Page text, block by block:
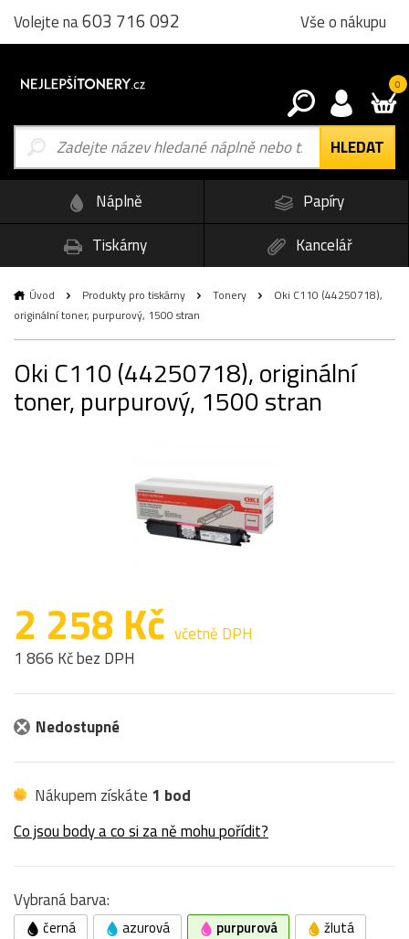
Volejte na603 716 092 Vše o nákupu
0
Náplně
Papíry
Tiskárny
Kancelář
Úvod Produkty pro tiskárny Tonery
Oki C110 (44250718),
originální toner, purpurový, 1500 stran
Oki C110 (44250718), originální
toner, purpurový, 1500 stran
2 258 Kč včetně DPH
1 866 Kč bez DPH
Nedostupné
Nákupem získáte 1 bod
Co jsou body a co si za ně mohu pořídit?
Vybraná barva:
černá azurová purpurová žlutá